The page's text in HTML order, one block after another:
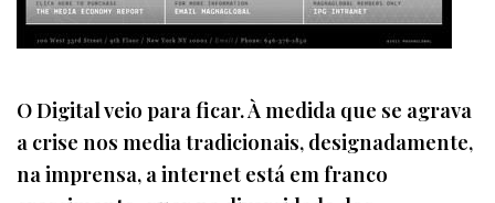
O Digital veio para ficar. À medida que se agrava
a crise nos media tradicionais, designadamente,
na imprensa, a internet está em franco